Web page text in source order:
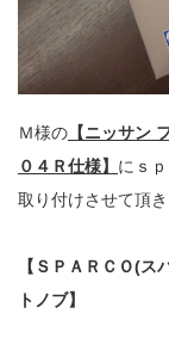
Ｍ様の 【ニッサン
０４Ｒ仕様】 にｓ
取り付けさせて頂
【ＳＰＡＲＣＯ(
トノブ】